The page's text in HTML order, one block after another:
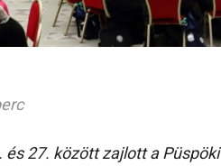
és 27. között zajlott a